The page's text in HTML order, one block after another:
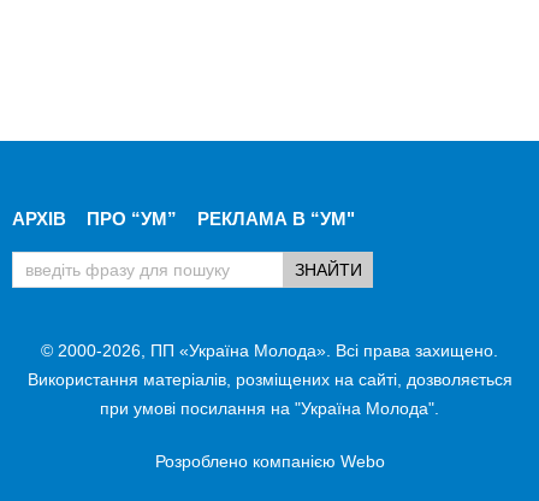
АРХІВ ПРО “УМ” РЕКЛАМА В “УМ"
© 2000-2026, ПП «Україна Молода». Всі права захищено.
Використання матеріалів, розміщених на сайті, дозволяється
при умові посилання на "Україна Молода".
Розроблено компанією Webo